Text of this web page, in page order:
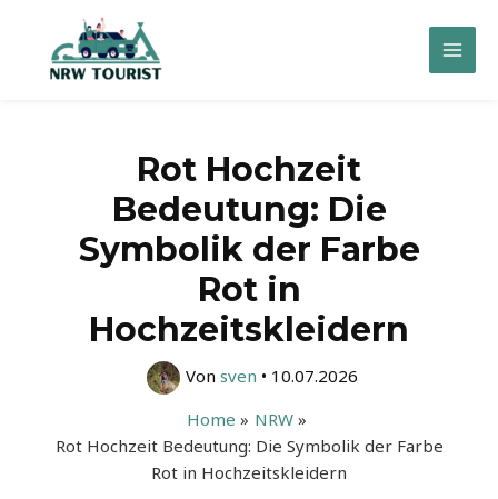
springen
Main
Rot Hochzeit
Bedeutung: Die
Symbolik der Farbe
Rot in
Hochzeitskleidern
Von sven • 10.07.2026
Home
NRW
Rot Hochzeit Bedeutung: Die Symbolik der Farbe
Rot in Hochzeitskleidern